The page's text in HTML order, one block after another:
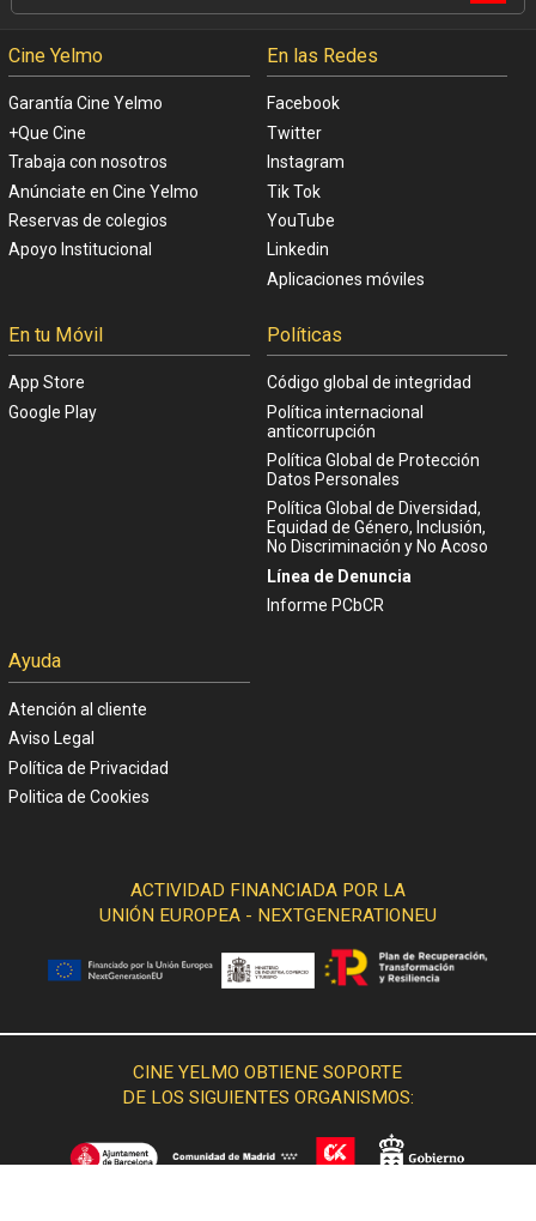
Cine Yelmo
Garantía Cine Yelmo
+Que Cine
Trabaja con nosotros
Anúnciate en Cine Yelmo
Reservas de colegios
Apoyo Institucional
En las Redes
Facebook
Twitter
Instagram
Tik Tok
YouTube
Linkedin
Aplicaciones móviles
En tu Móvil
App Store
Google Play
Políticas
Código global de integridad
Política internacional
anticorrupción
Política Global de Protección
Datos Personales
Política Global de Diversidad,
Equidad de Género, Inclusión,
No Discriminación y No Acoso
Línea de Denuncia
Informe PCbCR
Ayuda
Atención al cliente
Aviso Legal
Política de Privacidad
Politica de Cookies
ACTIVIDAD FINANCIADA POR LA
UNIÓN EUROPEA - NEXTGENERATIONEU
CINE YELMO OBTIENE SOPORTE
DE LOS SIGUIENTES ORGANISMOS: